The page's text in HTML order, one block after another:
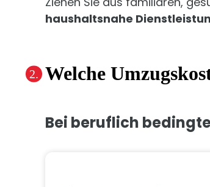
haushaltsnahe
Welche
Bei beruflich